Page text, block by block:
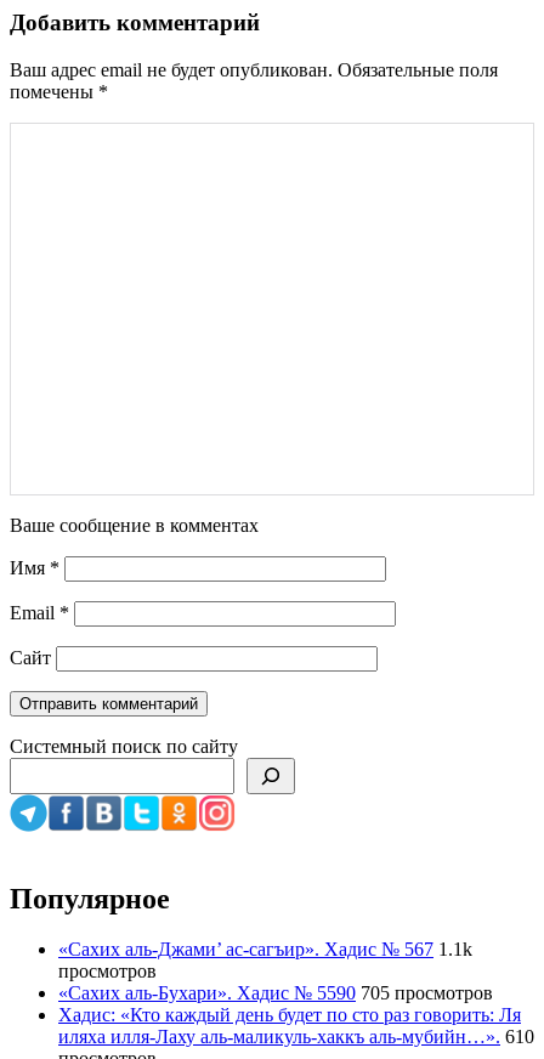
Добавить комментарий
Ваш адрес email не будет опубликован. Обязательные поля
помечены *
Ваше сообщение в комментах
Имя *
Email *
Сайт
Системный поиск по сайту
Популярное
«Сахих аль-Джами’ ас-сагъир». Хадис № 567 1.1k
просмотров
«Сахих аль-Бухари». Хадис № 5590 705 просмотров
Хадис: «Кто каждый день будет по сто раз говорить: Ля
иляха илля-Лаху аль-маликуль-хаккъ аль-мубийн…». 610